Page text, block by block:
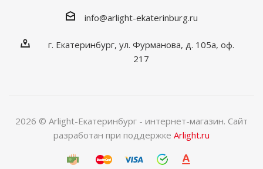
info@arlight-ekaterinburg.ru
г. Екатеринбург, ул. Фурманова, д. 105а, оф.
217
2026 © Arlight-Екатеринбург - интернет-магазин. Сайт
разработан при поддержке Arlight.ru